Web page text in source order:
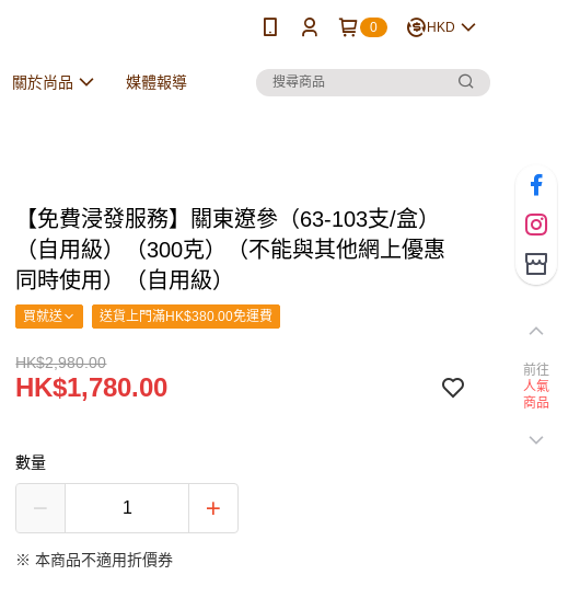
0 HKD
關於尚品 媒體報導
【免費浸發服務】關東遼參（63-103支/盒）
（自用級）（300克）（不能與其他網上優惠
同時使用）（自用級）
買就送 送貨上門滿HK$380.00免運費
HK$2,980.00
HK$1,780.00
數量
※ 本商品不適用折價券
前往
人氣
商品